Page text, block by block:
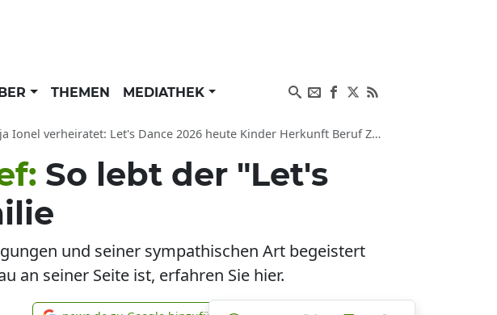
THEMEN MEDIATHEK
Let's Dance 2026 heute Kinder Herkunft Beruf Zahnarzt Hamburg Wohnort
So lebt der "Let's
und seiner sympathischen Art begeistert
an seiner Seite ist, erfahren Sie hier.